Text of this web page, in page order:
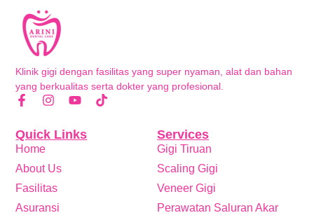
Klinik gigi dengan fasilitas yang super nyaman, alat dan bahan
yang berkualitas serta dokter yang profesional.
Services
Gigi Tiruan
Scaling Gigi
Veneer Gigi
Perawatan Saluran Akar
Quick Links
Home
About Us
Fasilitas
Asuransi